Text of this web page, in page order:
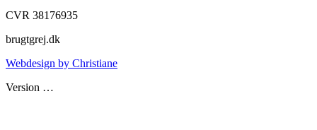
CVR 38176935
brugtgrej.dk
Webdesign by Christiane
Version …